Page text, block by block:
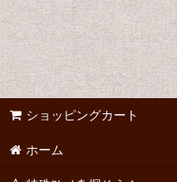
ショッピングカート
ホーム